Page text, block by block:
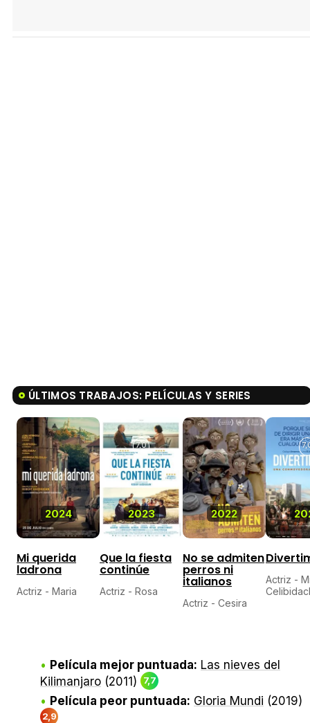
ÚLTIMOS TRABAJOS: PELÍCULAS Y SERIES
2024
Mi querida
ladrona
Actriz - Maria
2023
7,0
Que la fiesta
continúe
Actriz - Rosa
2022
No se admiten
perros ni
italianos
Actriz - Cesira
Actriz -
Película mejor puntuada: Las nieves del
Kilimanjaro (2011) 7,7
Película peor puntuada: Gloria Mundi (2019)
2,9